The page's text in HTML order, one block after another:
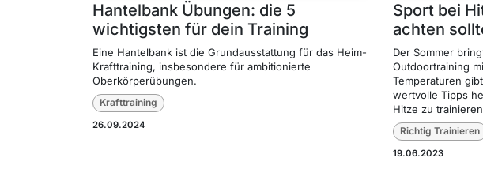
Hantelbank Übungen: die 5
wichtigsten für dein Training
Eine Hantelbank ist die Grundausstattung für das Heim-
Krafttraining, insbesondere für ambitionierte
Oberkörperübungen.
Krafttraining
26.09.2024
Sport bei
achten
Der Sommer
Outdoortraining
Temperaturen
wertvolle Tipps
Hitze zu
Richtig Trainieren
19.06.2023